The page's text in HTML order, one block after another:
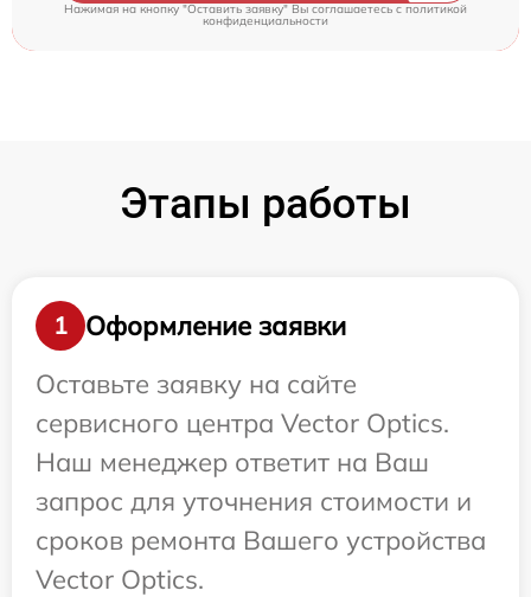
Нажимая на кнопку "Оставить заявку" Вы соглашаетесь cполитикой
конфиденциальности
Этапы работы
1
Оформление заявки
Оставьте заявку на сайте
сервисного центра Vector Optics.
Наш менеджер ответит на Ваш
запрос для уточнения стоимости и
сроков ремонта Вашего устройства
Vector Optics.